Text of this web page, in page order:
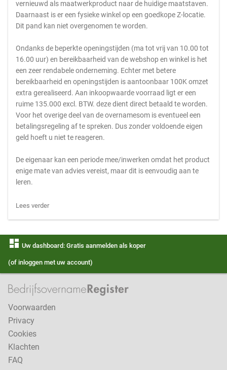
vernieuwd als maatwerkproduct naar de huidige maatstaven.
Daarnaast is er een fysieke winkel op een goedkope Z-locatie.
Dit pand kan niet overgenomen te worden.
Ondanks de beperkte openingstijden (ma tot vrij van 10.00 tot
16.00 uur) en bereikbaarheid van de webshop en winkel is het
een zeer rendabele onderneming. Echter met betere
bereikbaarheid en openingstijden is aantoonbaar 100K omzet
extra gerealiseerd. Aan inkoopwaarde voorraad ligt er een
ruime 135.000 excl. BTW. deze dient direct betaald te worden.
Voor het overige deel van de overnamesom is eventueel een
betalingsregeling af te spreken. Dus zonder voldoende eigen
geld hoeft u niet te reageren.
De eigenaar kan een periode mee/inwerken omdat het product
enige mate van advies vereist, maar dit is eenvoudig aan te
leren.
Lees verder
dashboard Uw dashboard: Gratis aanmelden als koper
(of inloggen met uw account)
Voorwaarden
Privacy
Cookies
Klachten
FAQ